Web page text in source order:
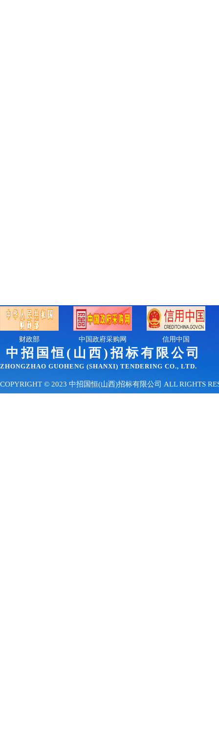
COPYRIGHT © 2023 中招国恒(山西)招标有限公司 ALL RIGHTS
中招国恒(山西)招标有限公司
ZHONGZHAO GUOHENG (SHANXI) TENDERING CO., LTD.
财政部 中国政府采购网 信用中国